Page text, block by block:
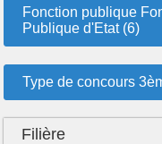
Fonction publique
Publique d'Etat (6)
Type de concours
Filière